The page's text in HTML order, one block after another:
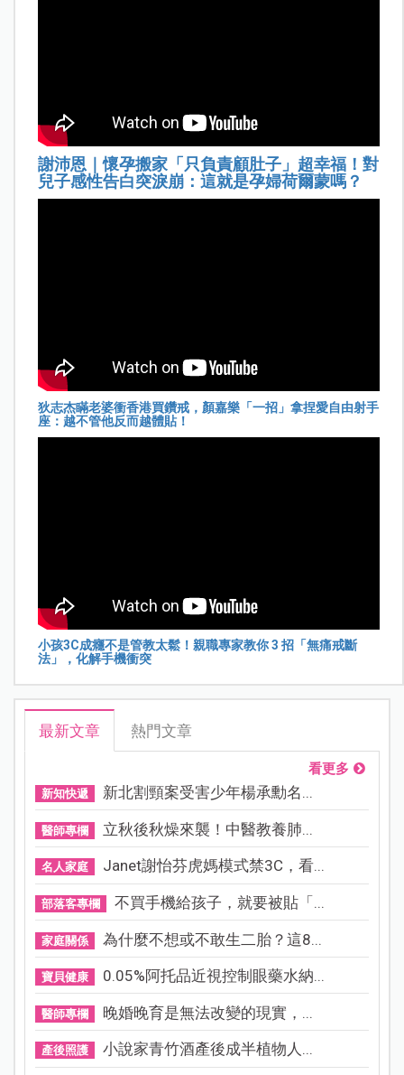
謝沛恩｜懷孕搬家「只負責顧肚子」超幸福！對
兒子感性告白突淚崩：這就是孕婦荷爾蒙嗎？
狄志杰瞞老婆衝香港買鑽戒，顏嘉樂「一招」拿捏愛自由射手
座：越不管他反而越體貼！
小孩3C成癮不是管教太鬆！親職專家教你 3 招「無痛戒斷
法」，化解手機衝突
最新文章 熱門文章
看更多
新知快遞 新北割頸案受害少年楊承勳名...
醫師專欄 立秋後秋燥來襲！中醫教養肺...
名人家庭 Janet謝怡芬虎媽模式禁3C，看...
部落客專欄 不買手機給孩子，就要被貼「...
家庭關係 為什麼不想或不敢生二胎？這8...
寶貝健康 0.05%阿托品近視控制眼藥水納...
醫師專欄 晚婚晚育是無法改變的現實，...
產後照護 小說家青竹酒產後成半植物人...